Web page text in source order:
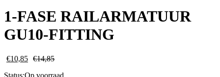
1-FASE RAILARMATUUR
GU10-FITTING
€10,85 €14,85
Status:Op voorraad